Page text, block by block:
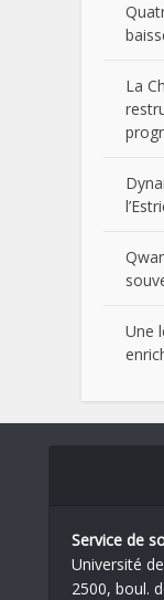
La
Une
Service de
Université
2500, boul.